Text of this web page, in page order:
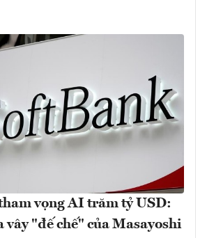
vọng AI trăm tỷ USD:
vây "đế chế" của Masayoshi